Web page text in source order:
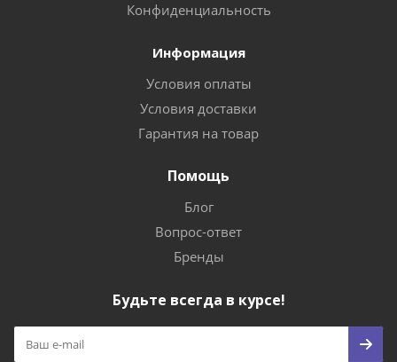
Конфиденциальность
Информация
Условия оплаты
Условия доставки
Гарантия на товар
Помощь
Блог
Вопрос-ответ
Бренды
Будьте всегда в курсе!